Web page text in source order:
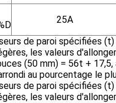
D 25A
de paroi spécifiées
les valeurs
(50 mm) = 56t +
au pourcentage le
de paroi spécifiées
les valeurs